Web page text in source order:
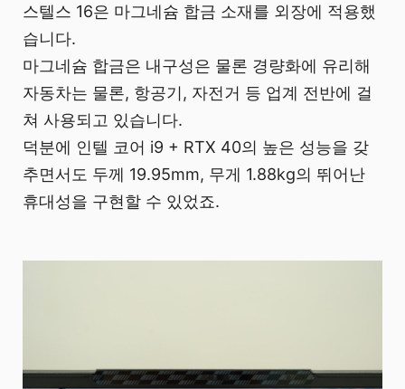
스텔스 16은 마그네슘 합금 소재를 외장에 적용했
습니다.
마그네슘 합금은 내구성은 물론 경량화에 유리해
자동차는 물론, 항공기, 자전거 등 업계 전반에 걸
쳐 사용되고 있습니다.
덕분에 인텔 코어 i9 + RTX 40의 높은 성능을 갖
추면서도 두께 19.95mm, 무게 1.88kg의 뛰어난
휴대성을 구현할 수 있었죠.